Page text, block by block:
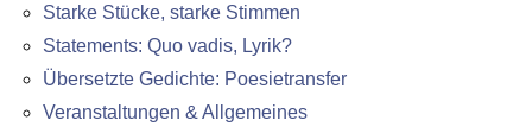
Starke Stücke, starke Stimmen
Statements: Quo vadis, Lyrik?
Übersetzte Gedichte: Poesietransfer
Veranstaltungen & Allgemeines